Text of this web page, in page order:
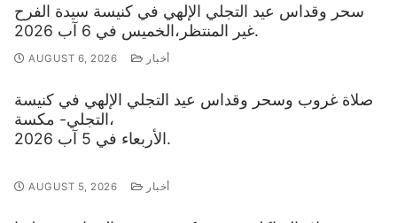
سحر وقداس عيد التجلي الإلهي في كنيسة سيدة الفرح
غير المنتظر،الخميس في 6 آب 2026.
AUGUST 6, 2026 أخبار
صلاة غروب وسحر وقداس عيد التجلي الإلهي في كنيسة
التجلي- مكسة،
الأربعاء في 5 آب 2026.
AUGUST 5, 2026 أخبار